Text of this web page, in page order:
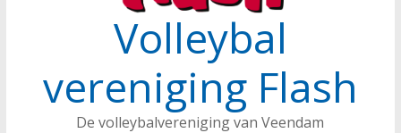
Volleybal
vereniging Flash
De volleybalvereniging van Veendam